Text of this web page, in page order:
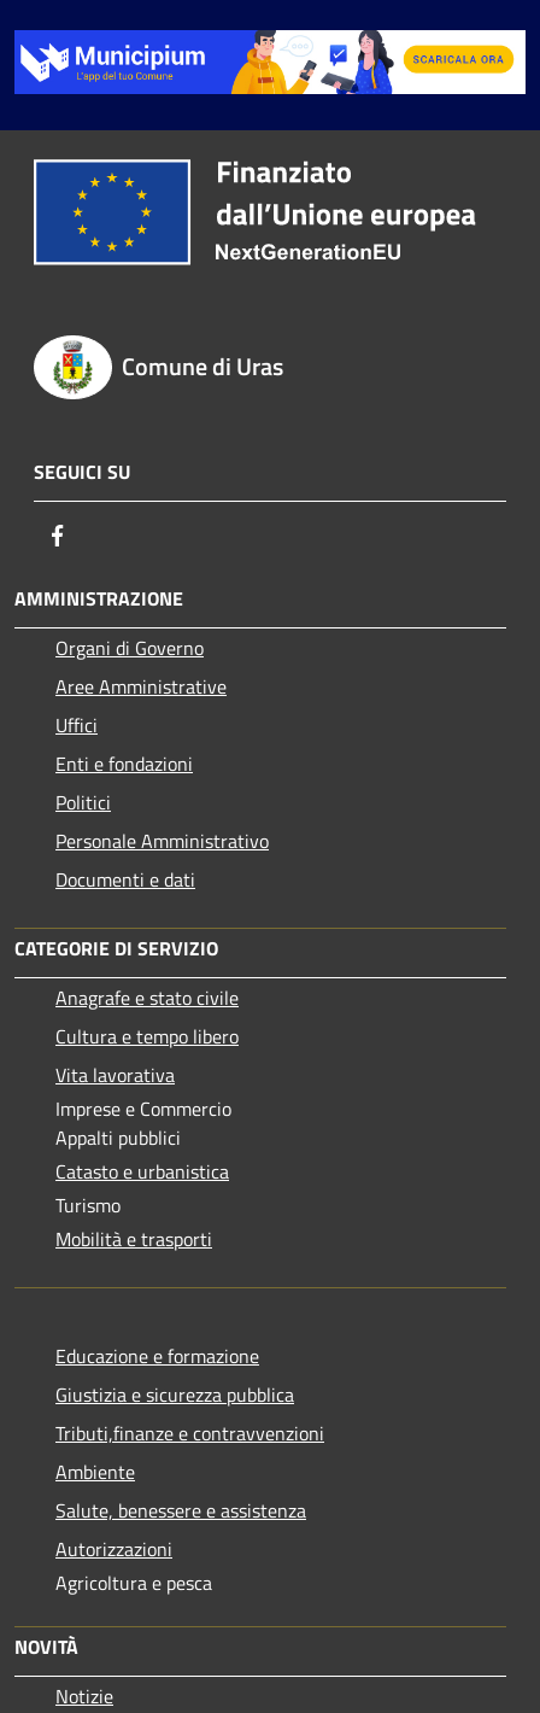
Comune di Uras
SEGUICI SU
AMMINISTRAZIONE
Organi di Governo
Aree Amministrative
Uffici
Enti e fondazioni
Politici
Personale Amministrativo
Documenti e dati
CATEGORIE DI SERVIZIO
Anagrafe e stato civile
Cultura e tempo libero
Vita lavorativa
Imprese e Commercio
Appalti pubblici
Catasto e urbanistica
Turismo
Mobilità e trasporti
Educazione e formazione
Giustizia e sicurezza pubblica
Tributi,finanze e contravvenzioni
Ambiente
Salute, benessere e assistenza
Autorizzazioni
Agricoltura e pesca
NOVITÀ
Notizie